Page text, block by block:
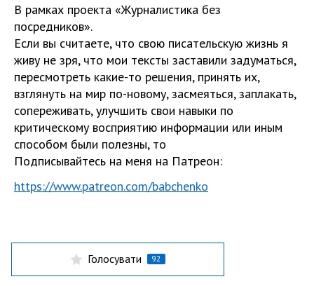
В рамках проекта «Журналистика без
посредников».
Если вы считаете, что свою писательскую жизнь я
живу не зря, что мои тексты заставили задуматься,
пересмотреть какие-то решения, принять их,
взглянуть на мир по-новому, засмеяться, заплакать,
сопереживать, улучшить свои навыки по
критическому восприятию информации или иным
способом были полезны, то
Подписывайтесь на меня на Патреон:
https://www.patreon.com/babchenko
Голосувати 92